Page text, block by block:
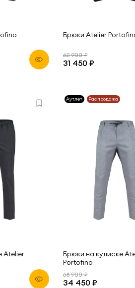
Брюки Atelier
62 900 ₽
31 450 ₽
Atelier
Аутлет Распродажа
Брюки на кулиске
Portofino
68 900 ₽
34 450 ₽